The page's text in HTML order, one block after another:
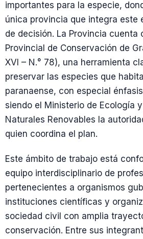
importantes para la especie,
única provincia que integra este
de decisión. La Provincia cuenta
Provincial de Conservación de
XVI – N.° 78), una herramienta
preservar las especies que
paranaense, con especial
siendo el Ministerio de Ecología
Naturales Renovables la
quien coordina el plan.
Este ámbito de trabajo está
equipo interdisciplinario de
pertenecientes a organismos
instituciones científicas y
sociedad civil con amplia
conservación. Entre sus